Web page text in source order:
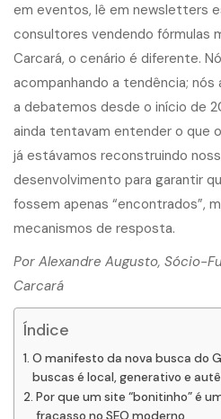
em eventos, lê em newsletters
consultores vendendo fórmulas
Carcará, o cenário é diferente.
acompanhando a tendência;
a debatemos desde o início de
ainda tentavam entender o que
já estávamos reconstruindo
desenvolvimento para garantir
fossem apenas “encontrados”,
mecanismos de resposta.
Por Alexandre Augusto, Sócio-
Carcará
Índice
O manifesto da nova busca do
buscas é local, generativo e
Por que um site “bonitinho” é
fracasso no SEO moderno